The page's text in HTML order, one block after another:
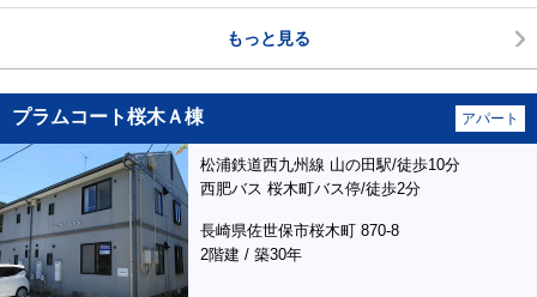
もっと見る
プラムコート桜木Ａ棟 アパート
松浦鉄道西九州線 山の田駅/徒歩10分
西肥バス 桜木町バス停/徒歩2分
長崎県佐世保市桜木町 870-8
2階建 / 築30年